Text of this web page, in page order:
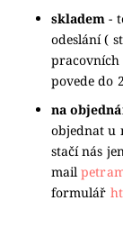
skladem -
odeslání (
pracovních
povede do
na
objednat u
stačí nás
mail
formulář